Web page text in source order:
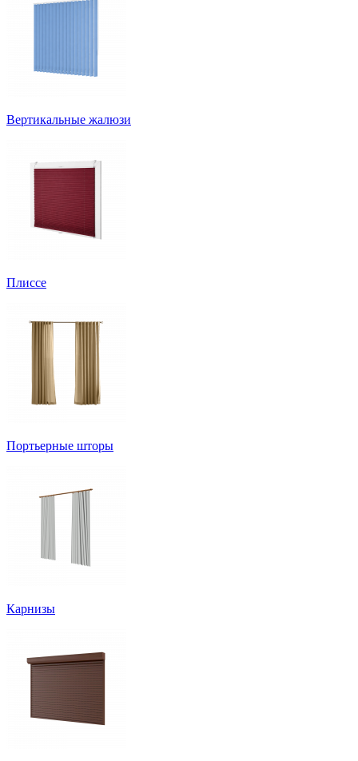
Вертикальные жалюзи
Плиссе
Портьерные шторы
Карнизы